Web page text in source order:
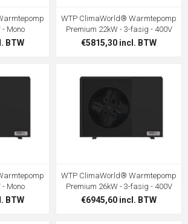
Mono
BTW
WTP ClimaWorld® Warmtepomp
Premium 22kW - 3-fasig - 400V
€5815,30 incl. BTW
Mono
BTW
WTP ClimaWorld® Warmtepomp
Premium 26kW - 3-fasig - 400V
€6945,60 incl. BTW